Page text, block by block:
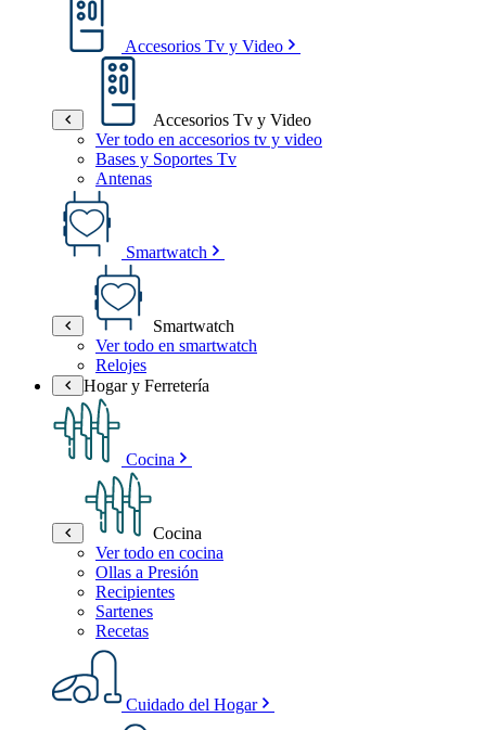
Accesorios Tv y Video
Accesorios Tv y Video
Ver todo en accesorios tv y video
Bases y Soportes Tv
Antenas
Smartwatch
Smartwatch
Ver todo en smartwatch
Relojes
Hogar y Ferretería
Cocina
Cocina
Ver todo en cocina
Ollas a Presión
Recipientes
Sartenes
Recetas
Cuidado del Hogar